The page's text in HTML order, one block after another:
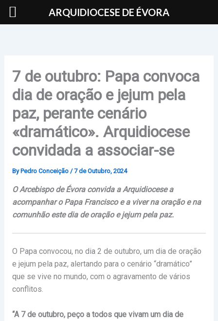
Skip
7 de outubro: Papa convoca
dia de oração e jejum pela
paz, perante cenário
«dramático». Arquidiocese
convidada a associar-se
By Pedro Conceição /7 de Outubro, 2024
O Arcebispo de Évora convida a Arquidiocese a
acompanhar o Papa Francisco ea viver na oração e na
comunhãoeste dia de oração e jejum pela paz.
O Papa convocou, no dia 2 de outubro, um dia de oração
e jejum pela paz, alertando para o cenário “dramático”
que se vive no mundo, com o agravamento de vários
conflitos.
“A 7 de outubro, peço a todos que vivam um dia de
ARQUIDIOCESE DE ÉVORA